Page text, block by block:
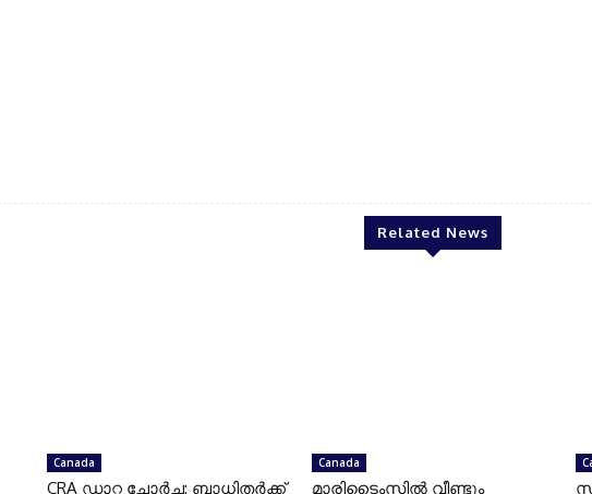
Related News
Canada
CRA ഡാറ്റ ചോർച്ച: ബാധിതർക്ക്
Canada
മാരിടൈംസിൽ വീണ്ടും